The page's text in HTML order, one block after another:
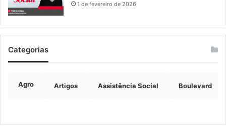
1 de fevereiro de 2026
Categorias
Agro Artigos Assistência Social Boulevard